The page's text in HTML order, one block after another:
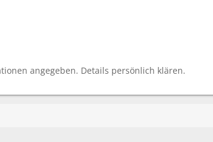
angegeben. Details persönlich klären.